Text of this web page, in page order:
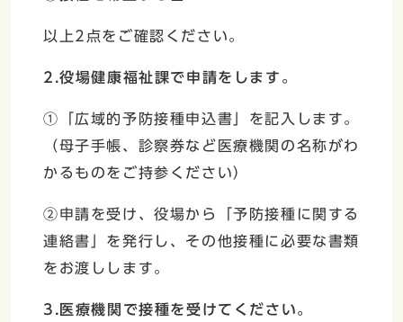
以上2点をご確認ください。
2.役場健康福祉課で申請をします。
①「広域的予防接種申込書」を記入します。
（母子手帳、診察券など医療機関の名称がわ
かるものをご持参ください）
②申請を受け、役場から「予防接種に関する
連絡書」を発行し、その他接種に必要な書類
をお渡しします。
3.医療機関で接種を受けてください。